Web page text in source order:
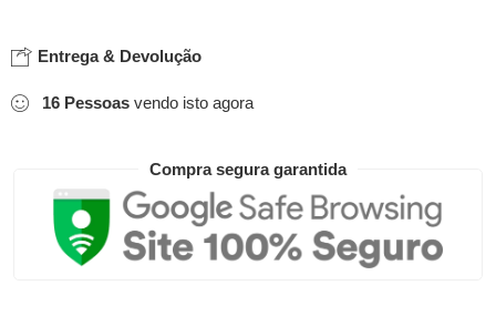
Entrega & Devolução
16 Pessoas vendo isto agora
Compra segura garantida